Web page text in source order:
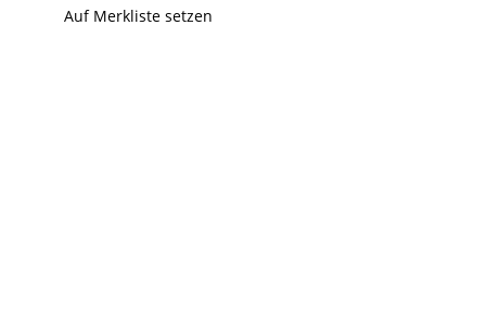
Auf Merkliste setzen